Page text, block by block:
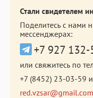
Стали свидетелем
Поделитесь с нами
мессенджерах:
+7 927
или свяжитесь по
+7 (8452) 23-03-59
red.vzsar@gmail.com